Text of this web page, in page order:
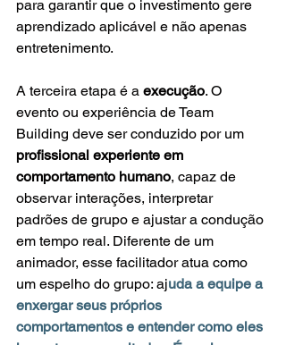
para garantir que o investimento gere
aprendizado aplicável e não apenas
entretenimento.
A terceira etapa é a execução. O
evento ou experiência de Team
Building deve ser conduzido por um
profissional experiente em
comportamento humano, capaz de
observar interações, interpretar
padrões de grupo e ajustar a condução
em tempo real. Diferente de um
animador, esse facilitador atua como
um espelho do grupo: ajuda a equipe a
enxergar seus próprios
comportamentos e entender como eles